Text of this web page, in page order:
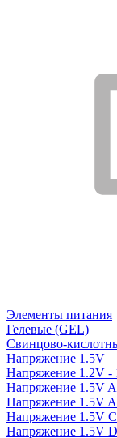
Элементы питания
Гелевые (GEL)
Свинцово-
Напряжение 1.5V
Напряжение 1.2V -
Напряжение 1.5V
Напряжение 1.5V
Напряжение 1.5V C
Напряжение 1.5V D